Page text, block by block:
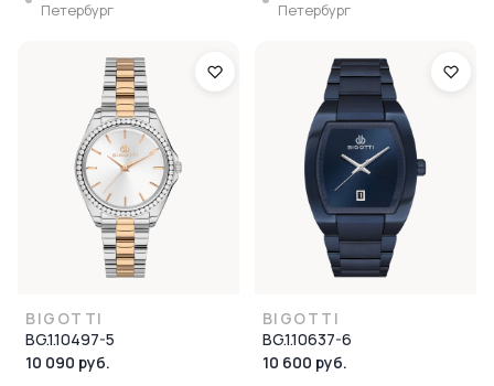
Петербург
Петербург
BIGOTTI
BG.1.10497-5
10 090 руб.
BIGOTTI
BG.1.10637-6
10 600 руб.